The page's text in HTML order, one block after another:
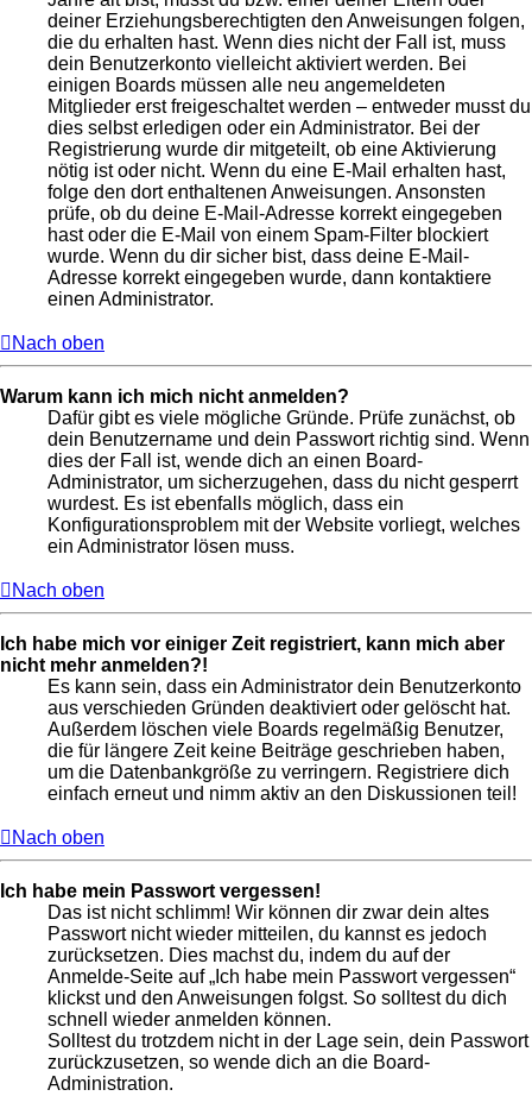
deiner Erziehungsberechtigten den Anweisungen folgen,
die du erhalten hast. Wenn dies nicht der Fall ist, muss
dein Benutzerkonto vielleicht aktiviert werden. Bei
einigen Boards müssen alle neu angemeldeten
Mitglieder erst freigeschaltet werden – entweder musst du
dies selbst erledigen oder ein Administrator. Bei der
Registrierung wurde dir mitgeteilt, ob eine Aktivierung
nötig ist oder nicht. Wenn du eine E-Mail erhalten hast,
folge den dort enthaltenen Anweisungen. Ansonsten
prüfe, ob du deine E-Mail-Adresse korrekt eingegeben
hast oder die E-Mail von einem Spam-Filter blockiert
wurde. Wenn du dir sicher bist, dass deine E-Mail-
Adresse korrekt eingegeben wurde, dann kontaktiere
einen Administrator.
Nach oben
Warum kann ich mich nicht anmelden?
Dafür gibt es viele mögliche Gründe. Prüfe zunächst, ob
dein Benutzername und dein Passwort richtig sind. Wenn
dies der Fall ist, wende dich an einen Board-
Administrator, um sicherzugehen, dass du nicht gesperrt
wurdest. Es ist ebenfalls möglich, dass ein
Konfigurationsproblem mit der Website vorliegt, welches
ein Administrator lösen muss.
Nach oben
Ich habe mich vor einiger Zeit registriert, kann mich aber
nicht mehr anmelden?!
Es kann sein, dass ein Administrator dein Benutzerkonto
aus verschieden Gründen deaktiviert oder gelöscht hat.
Außerdem löschen viele Boards regelmäßig Benutzer,
die für längere Zeit keine Beiträge geschrieben haben,
um die Datenbankgröße zu verringern. Registriere dich
einfach erneut und nimm aktiv an den Diskussionen teil!
Nach oben
Ich habe mein Passwort vergessen!
Das ist nicht schlimm! Wir können dir zwar dein altes
Passwort nicht wieder mitteilen, du kannst es jedoch
zurücksetzen. Dies machst du, indem du auf der
Anmelde-Seite auf „Ich habe mein Passwort vergessen“
klickst und den Anweisungen folgst. So solltest du dich
schnell wieder anmelden können.
Solltest du trotzdem nicht in der Lage sein, dein Passwort
zurückzusetzen, so wende dich an die Board-
Administration.